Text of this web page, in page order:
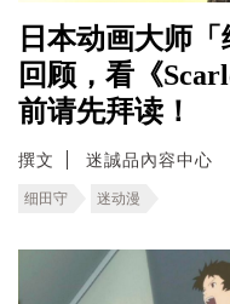
日本动画大师
回顾，看《
前请先拜读！
撰文 迷誠品內容中心
细田守 迷动漫